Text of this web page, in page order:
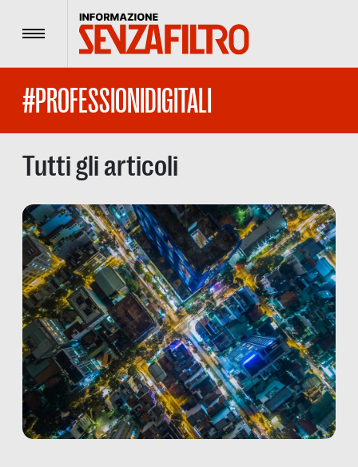
Menu
#PROFESSIONIDIGITALI
Tutti gli articoli